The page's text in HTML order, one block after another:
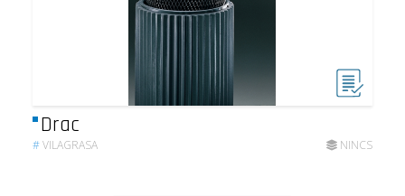
Drac
#VILAGRASA NINCS